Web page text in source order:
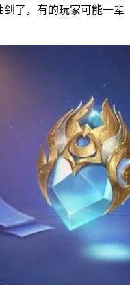
了，有的玩家可能一辈